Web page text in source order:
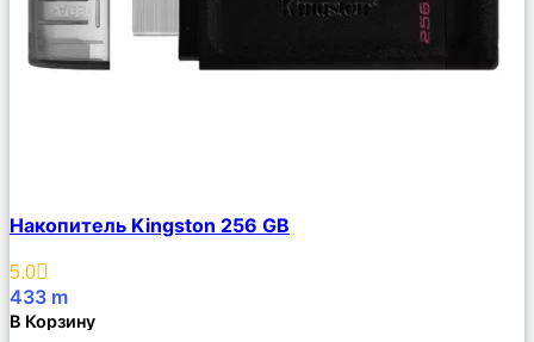
Описание
Избранное
Накопитель Kingston 256 GB
5.0
433 m
В Корзину